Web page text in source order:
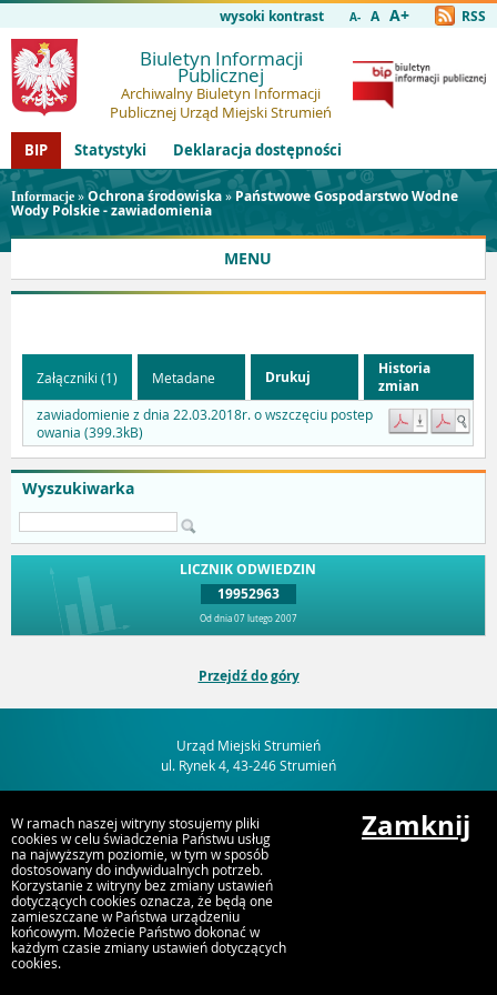
wysoki kontrast A- A A+ RSS
Biuletyn Informacji
Publicznej
Archiwalny Biuletyn Informacji
Publicznej Urząd Miejski Strumień
BIP
Statystyki Deklaracja dostępności
Informacje »Ochrona środowiska» Państwowe Gospodarstwo Wodne
Wody Polskie - zawiadomienia
MENU
Wyszukiwarka
LICZNIK ODWIEDZIN
19952963
Od dnia 07 lutego 2007
Załączniki (1) Metadane Drukuj
Historia
zmian
zawiadomienie z dnia 22.03.2018r. o wszczęciu postep
owania (399.3kB)
Przejdź do góry
Urząd Miejski Strumień
ul. Rynek 4, 43-246 Strumień
W ramach naszej witryny stosujemy pliki
cookies w celu świadczenia Państwu usług
na najwyższym poziomie, w tym w sposób
dostosowany do indywidualnych potrzeb.
Korzystanie z witryny bez zmiany ustawień
dotyczących cookies oznacza, że będą one
zamieszczane w Państwa urządzeniu
końcowym. Możecie Państwo dokonać w
każdym czasie zmiany ustawień dotyczących
cookies.
Zamknij